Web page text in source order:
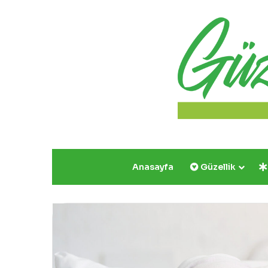
Anasayfa Güzellik